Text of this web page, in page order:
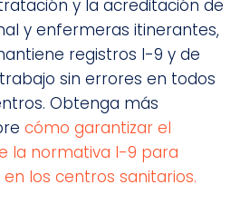
y la acreditación de
y enfermeras itinerantes,
registros I-9 y de
sin errores en todos
Obtenga más
cómo garantizar el
la normativa I-9 para
los centros sanitarios.